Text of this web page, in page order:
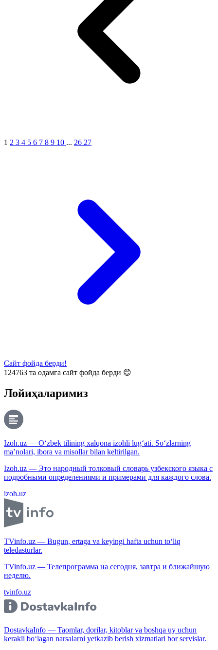
1 2 3 4 5 6 7 8 9 10 ... 26 27
Сайт фойда берди!
124763 та одамга сайт фойда берди 😊
Лойиҳаларимиз
Izoh.uz — O‘zbek tilining xalqona izohli lug‘ati. So‘zlarning
ma’nolari, ibora va misollar bilan keltirilgan.
Izoh.uz — Это народный толковый словарь узбекского языка с
подробными определениями и примерами для каждого слова.
izoh.uz
TVinfo.uz — Bugun, ertaga va keyingi hafta uchun to‘liq
teledasturlar.
TVinfo.uz — Телепрограмма на сегодня, завтра и ближайшую
неделю.
tvinfo.uz
DostavkaInfo — Taomlar, dorilar, kitoblar va boshqa uy uchun
kerakli bo‘lagan narsalarni yetkazib berish xizmatlari bor servislar.